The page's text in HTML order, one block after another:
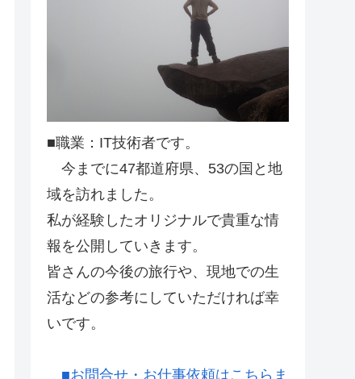
■職業：IT技術者です。
今までに47都道府県、53の国と地
域を訪れました。
私が経験したオリジナルで貴重な情
報を公開していきます。
皆さんの今後の旅行や、現地での生
活などの参考にしていただければ幸
いです。
■お問合せ・お仕事依頼はこちらま